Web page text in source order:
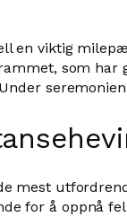
en viktig
som har
mest
for å oppnå